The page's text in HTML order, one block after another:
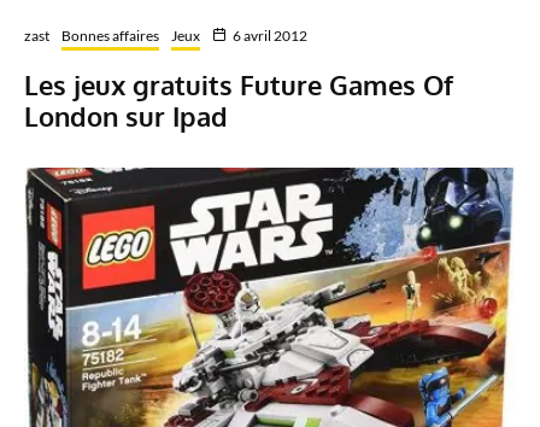
zast Bonnes affaires Jeux 6 avril 2012
Les jeux gratuits Future Games Of
London sur Ipad